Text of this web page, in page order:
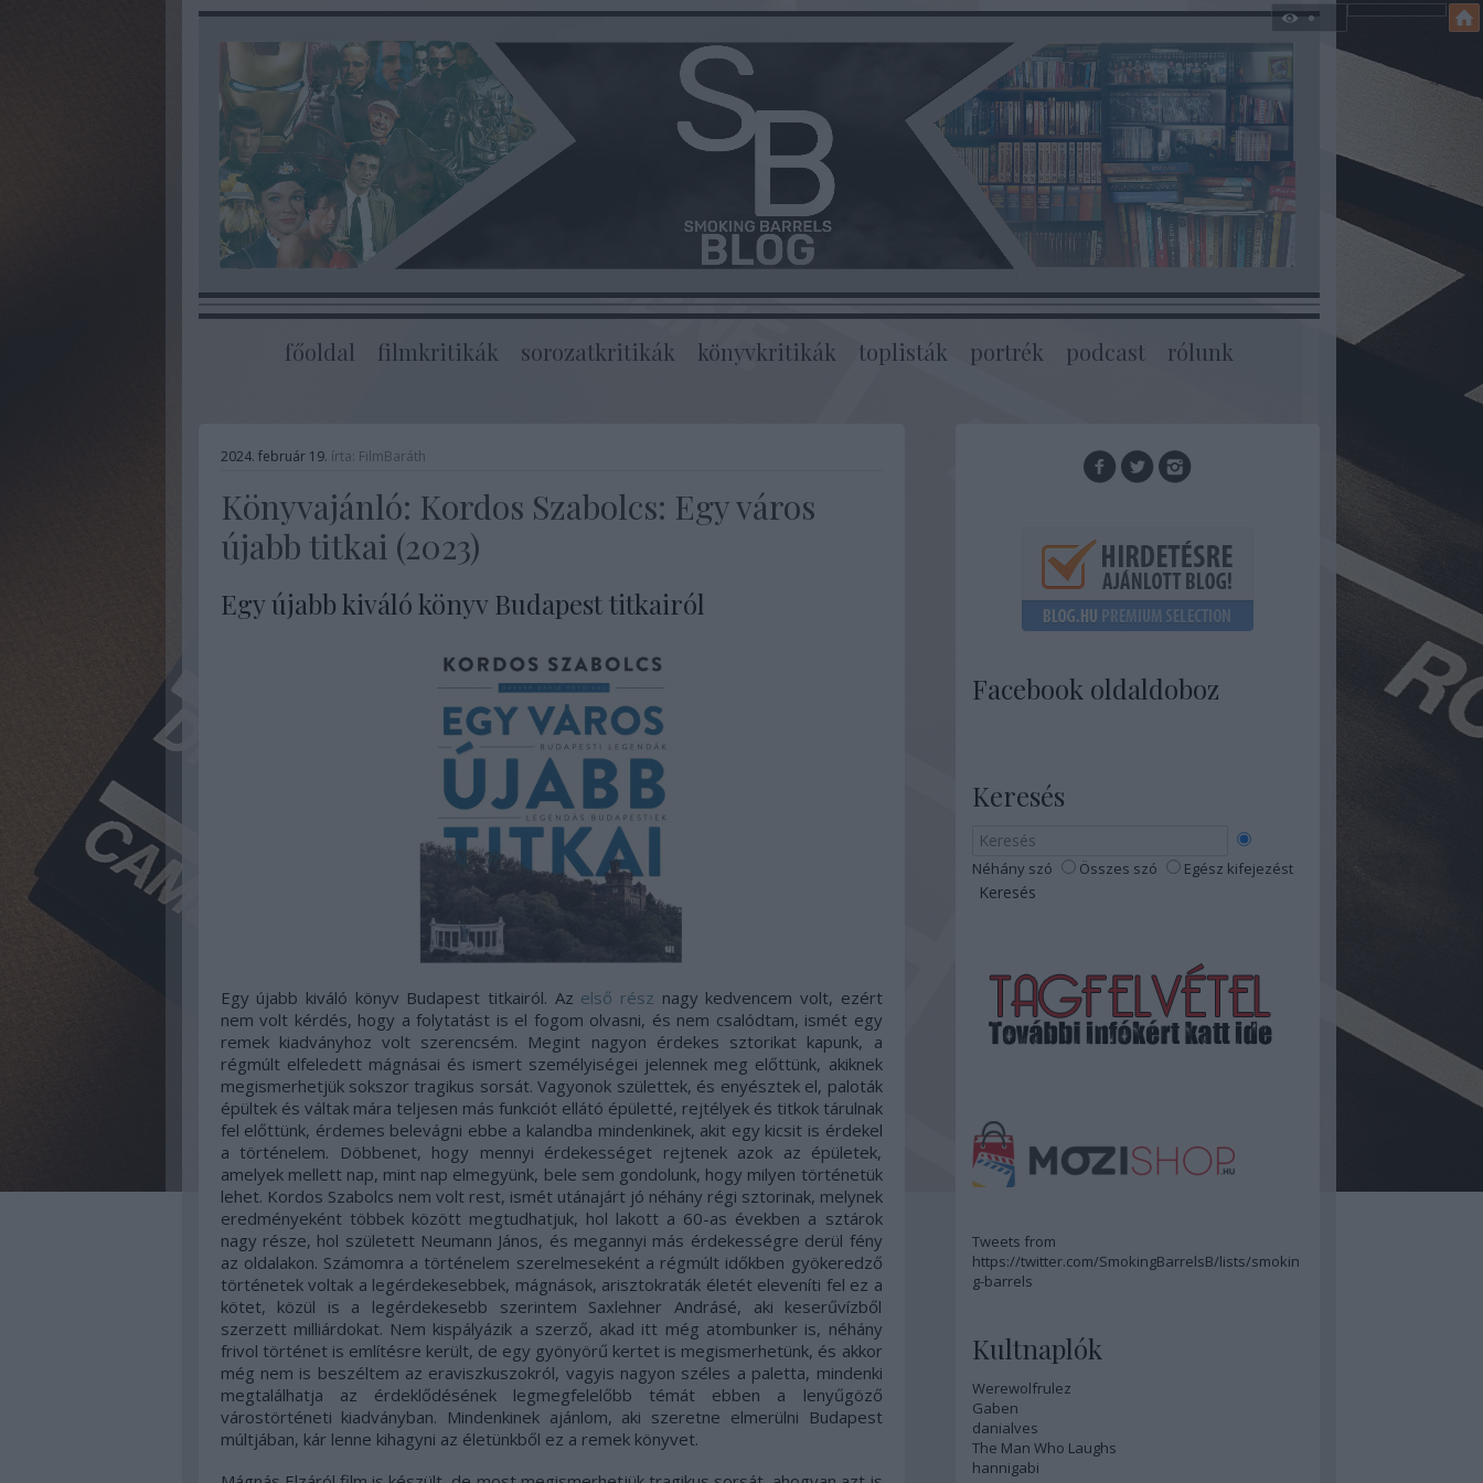
főoldal filmkritikák sorozatkritikák könyvkritikák toplisták portrék podcast rólunk
2024. február 19. írta: FilmBaráth
Könyvajánló: Kordos Szabolcs: Egy város
újabb titkai (2023)
Egy újabb kiváló könyv Budapest titkairól
Egy újabb kiváló könyv Budapest titkairól. Az első rész nagy kedvencem volt, ezért
nem volt kérdés, hogy a folytatást is el fogom olvasni, és nem csalódtam, ismét egy
remek kiadványhoz volt szerencsém. Megint nagyon érdekes sztorikat kapunk, a
régmúlt elfeledett mágnásai és ismert személyiségei jelennek meg előttünk, akiknek
megismerhetjük sokszor tragikus sorsát. Vagyonok születtek, és enyésztek el, paloták
épültek és váltak mára teljesen más funkciót ellátó épületté, rejtélyek és titkok tárulnak
fel előttünk, érdemes belevágni ebbe a kalandba mindenkinek, akit egy kicsit is érdekel
a történelem. Döbbenet, hogy mennyi érdekességet rejtenek azok az épületek,
amelyek mellett nap, mint nap elmegyünk, bele sem gondolunk, hogy milyen történetük
lehet. Kordos Szabolcs nem volt rest, ismét utánajárt jó néhány régi sztorinak, melynek
eredményeként többek között megtudhatjuk, hol lakott a 60-as években a sztárok
nagy része, hol született Neumann János, és megannyi más érdekességre derül fény
az oldalakon. Számomra a történelem szerelmeseként a régmúlt időkben gyökeredző
történetek voltak a legérdekesebbek, mágnások, arisztokraták életét eleveníti fel ez a
kötet, közül is a legérdekesebb szerintem Saxlehner Andrásé, aki keserűvízből
szerzett milliárdokat. Nem kispályázik a szerző, akad itt még atombunker is, néhány
frivol történet is említésre került, de egy gyönyörű kertet is megismerhetünk, és akkor
még nem is beszéltem az eraviszkuszokról, vagyis nagyon széles a paletta, mindenki
megtalálhatja az érdeklődésének legmegfelelőbb témát ebben a lenyűgöző
várostörténeti kiadványban. Mindenkinek ajánlom, aki szeretne elmerülni Budapest
múltjában, kár lenne kihagyni az életünkből ez a remek könyvet.
Facebook oldaldoboz
Keresés
Néhány szó Összes szó Egész kifejezést
Tweets from
https://twitter.com/SmokingBarrelsB/lists/smokin
g-barrels
Kultnaplók
Werewolfrulez
Gaben
danialves
The Man Who Laughs
hannigabi